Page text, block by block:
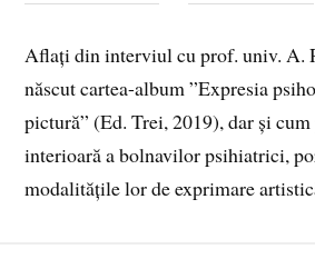
Aflați din interviul cu prof. univ. A.
născut cartea-album ”Expresia
pictură” (Ed. Trei, 2019), dar și
interioară a bolnavilor psihiatrici,
modalitățile lor de exprimare